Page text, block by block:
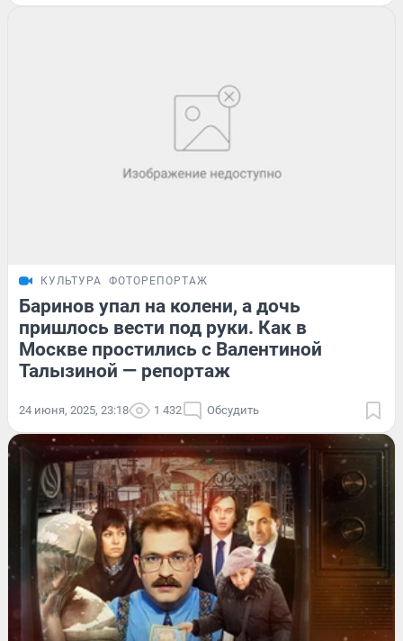
КУЛЬТУРА ФОТОРЕПОРТАЖ
Баринов упал на колени, а дочь
пришлось вести под руки. Как в
Москве простились с Валентиной
Талызиной — репортаж
24 июня, 2025, 23:18 1 432 Обсудить